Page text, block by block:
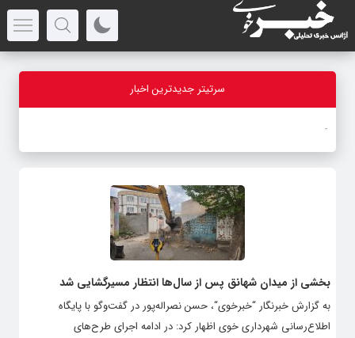
سرتیتر جدیدترین اخبار
-
بخشی از میدان شهانق پس از سال‌ها انتظار مسیرگشایی شد
به گزارش خبرنگار “خبرخوی“، حسن نصراله‌پور در گفت‌وگو با پایگاه
اطلاع‌رسانی شهرداری خوی اظهار کرد: در ادامه اجرای طرح‌های